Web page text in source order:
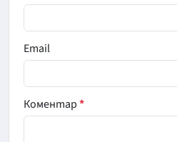
Email
Коментар*